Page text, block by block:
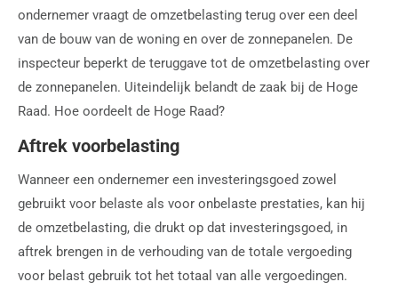
ondernemer vraagt de omzetbelasting terug over een deel
van de bouw van de woning en over de zonnepanelen. De
inspecteur beperkt de teruggave tot de omzetbelasting over
de zonnepanelen. Uiteindelijk belandt de zaak bij de Hoge
Raad. Hoe oordeelt de Hoge Raad?
Aftrek voorbelasting
Wanneer een ondernemer een investeringsgoed zowel
gebruikt voor belaste als voor onbelaste prestaties, kan hij
de omzetbelasting, die drukt op dat investeringsgoed, in
aftrek brengen in de verhouding van de totale vergoeding
voor belast gebruik tot het totaal van alle vergoedingen.